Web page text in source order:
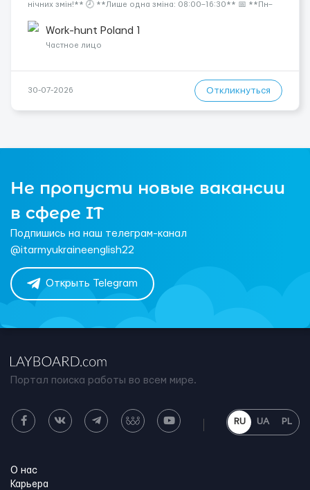
нічних змін!** 🕗 **Лише одна зміна: 08:00–16:30** 📅 **Пн–
**Оплата:** 🔹 **25,36 zł/год ...
Work-hunt Poland 1
Частное лицо
30-07-2026 Откликнуться
Не пропусти новые вакансии
в сфере IT
Подпишись на наш телеграм-канал
@itarmyukraineenglish22
Открыть Telegram
Портал поиска работы во всем мире.
RU UA PL
О нас
Карьера